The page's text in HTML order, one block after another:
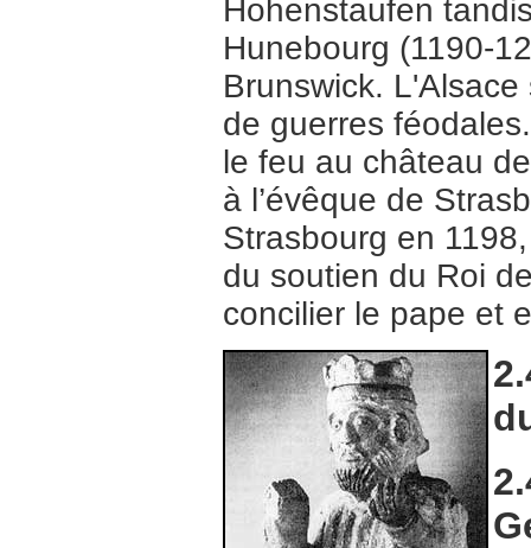
Hohenstaufen
Hunebourg (1190-
Brunswick.
de guerres
le feu au château
à l’évêque de
Strasbourg en
du soutien du Roi
concilier le pape et